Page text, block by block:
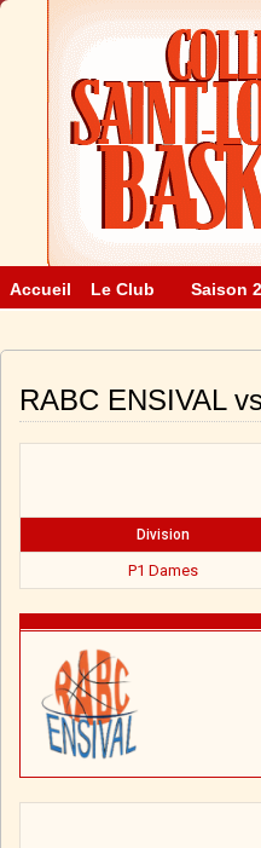
Accueil Le Club Saison
RABC ENSIVAL
Division
P1 Dames